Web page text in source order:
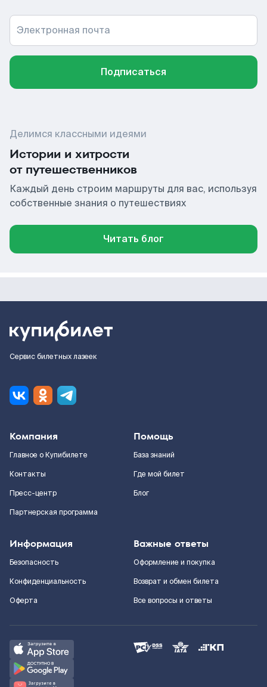
Электронная почта
Подписаться
Делимся классными идеями
Истории и хитрости
от путешественников
Каждый день строим маршруты для вас, используя
собственные знания о путешествиях
Читать блог
Сервис билетных лазеек
Компания
Главное о Купибилете
Контакты
Пресс-центр
Партнерская программа
Помощь
База знаний
Где мой билет
Блог
Информация
Безопасность
Конфиденциальность
Оферта
Важные ответы
Оформление и покупка
Возврат и обмен билета
Все вопросы и ответы